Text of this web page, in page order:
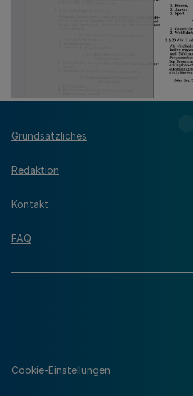
Grundsätzliches
Redaktion
Kontakt
FAQ
Cookie-Einstellungen